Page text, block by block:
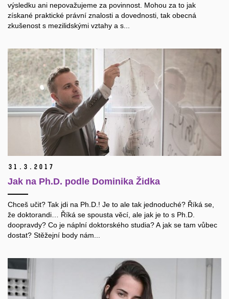
výsledku ani nepovažujeme za povinnost. Mohou za to jak
získané praktické právní znalosti a dovednosti, tak obecná
zkušenost s mezilidskými vztahy a s...
31. 3. 2017
Jak na Ph.D. podle Dominika Židka
Chceš učit? Tak jdi na Ph.D.! Je to ale tak jednoduché? Říká se,
že doktorandi… Říká se spousta věcí, ale jak je to s Ph.D.
doopravdy? Co je náplní doktorského studia? A jak se tam vůbec
dostat? Stěžejní body nám...